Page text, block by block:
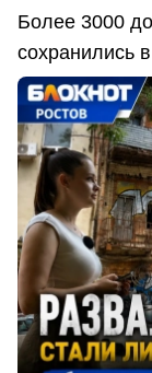
Более 3000
сохранились